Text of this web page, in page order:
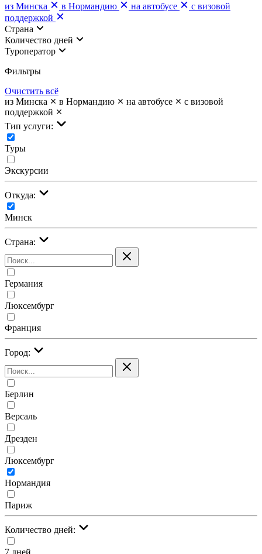
из Минска
в Нормандию на автобусе
с визовой
поддержкой
Страна
Количество дней
Туроператор
Фильтры
Очистить всё
из Минска
в Нормандию на автобусе
с визовой
поддержкой
Тип услуги:
Туры
Экскурсии
Откуда:
Минск
Страна:
Германия
Люксембург
Франция
Город:
Берлин
Версаль
Дрезден
Люксембург
Нормандия
Париж
Количество дней:
7 дней